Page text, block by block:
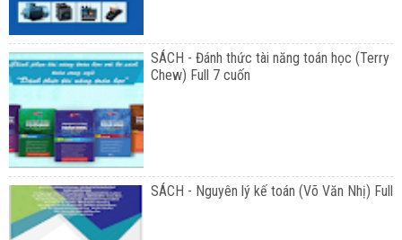
SÁCH - Đánh thức tài năng toán học (Terry
Chew) Full 7 cuốn
SÁCH - Nguyên lý kế toán (Võ Văn Nhị) Full